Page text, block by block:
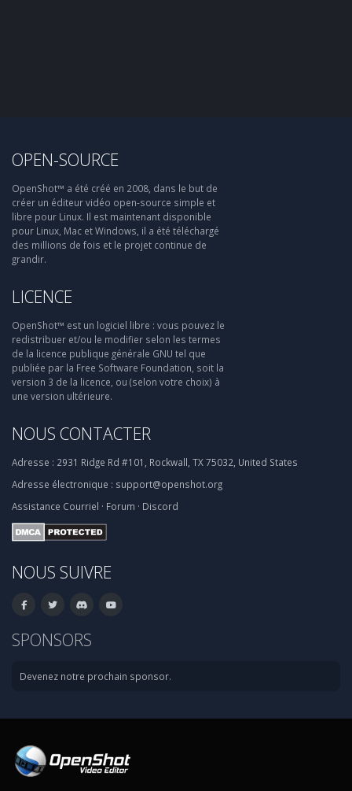
OPEN-SOURCE
OpenShot™ a été créé en 2008, dans le but de
créer un éditeur vidéo open-source simple et
libre pour Linux. Il est maintenant disponible
pour Linux, Mac et Windows, il a été téléchargé
des millions de fois et le projet continue de
grandir.
LICENCE
OpenShot™ est un logiciel libre : vous pouvez le
redistribuer et/ou le modifier selon les termes
de la licence publique générale GNU tel que
publiée par la Free Software Foundation, soit la
version 3 de la licence, ou (selon votre choix) à
une version ultérieure.
NOUS CONTACTER
Adresse : 2931 Ridge Rd #101, Rockwall, TX 75032, United States
Adresse électronique : support@openshot.org
Assistance Courriel · Forum · Discord
NOUS SUIVRE
SPONSORS
Devenez notre prochain sponsor.